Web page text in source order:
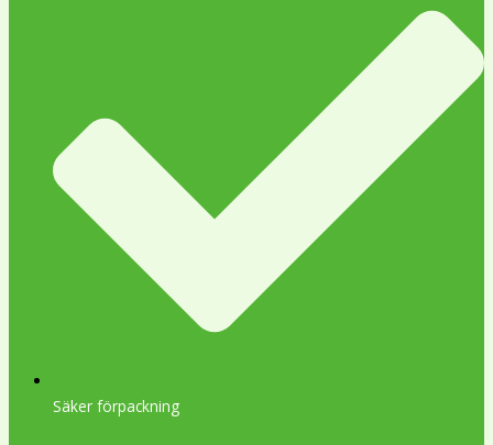
Säker förpackning